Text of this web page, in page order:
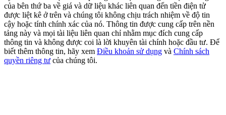
New Listing Futures Fest
Trade New Futures, Win 200,000 USDT
của bên thứ ba về giá và dữ liệu khác liên quan đến tiền điện tử
được liệt kê ở trên và chúng tôi không chịu trách nhiệm về độ tin
cậy hoặc tính chính xác của nó. Thông tin được cung cấp trên nền
tảng này và mọi tài liệu liên quan chỉ nhằm mục đích cung cấp
thông tin và không được coi là lời khuyên tài chính hoặc đầu tư. Để
biết thêm thông tin, hãy xem Điều khoản sử dụng và Chính sách
quyền riêng tư của chúng tôi.